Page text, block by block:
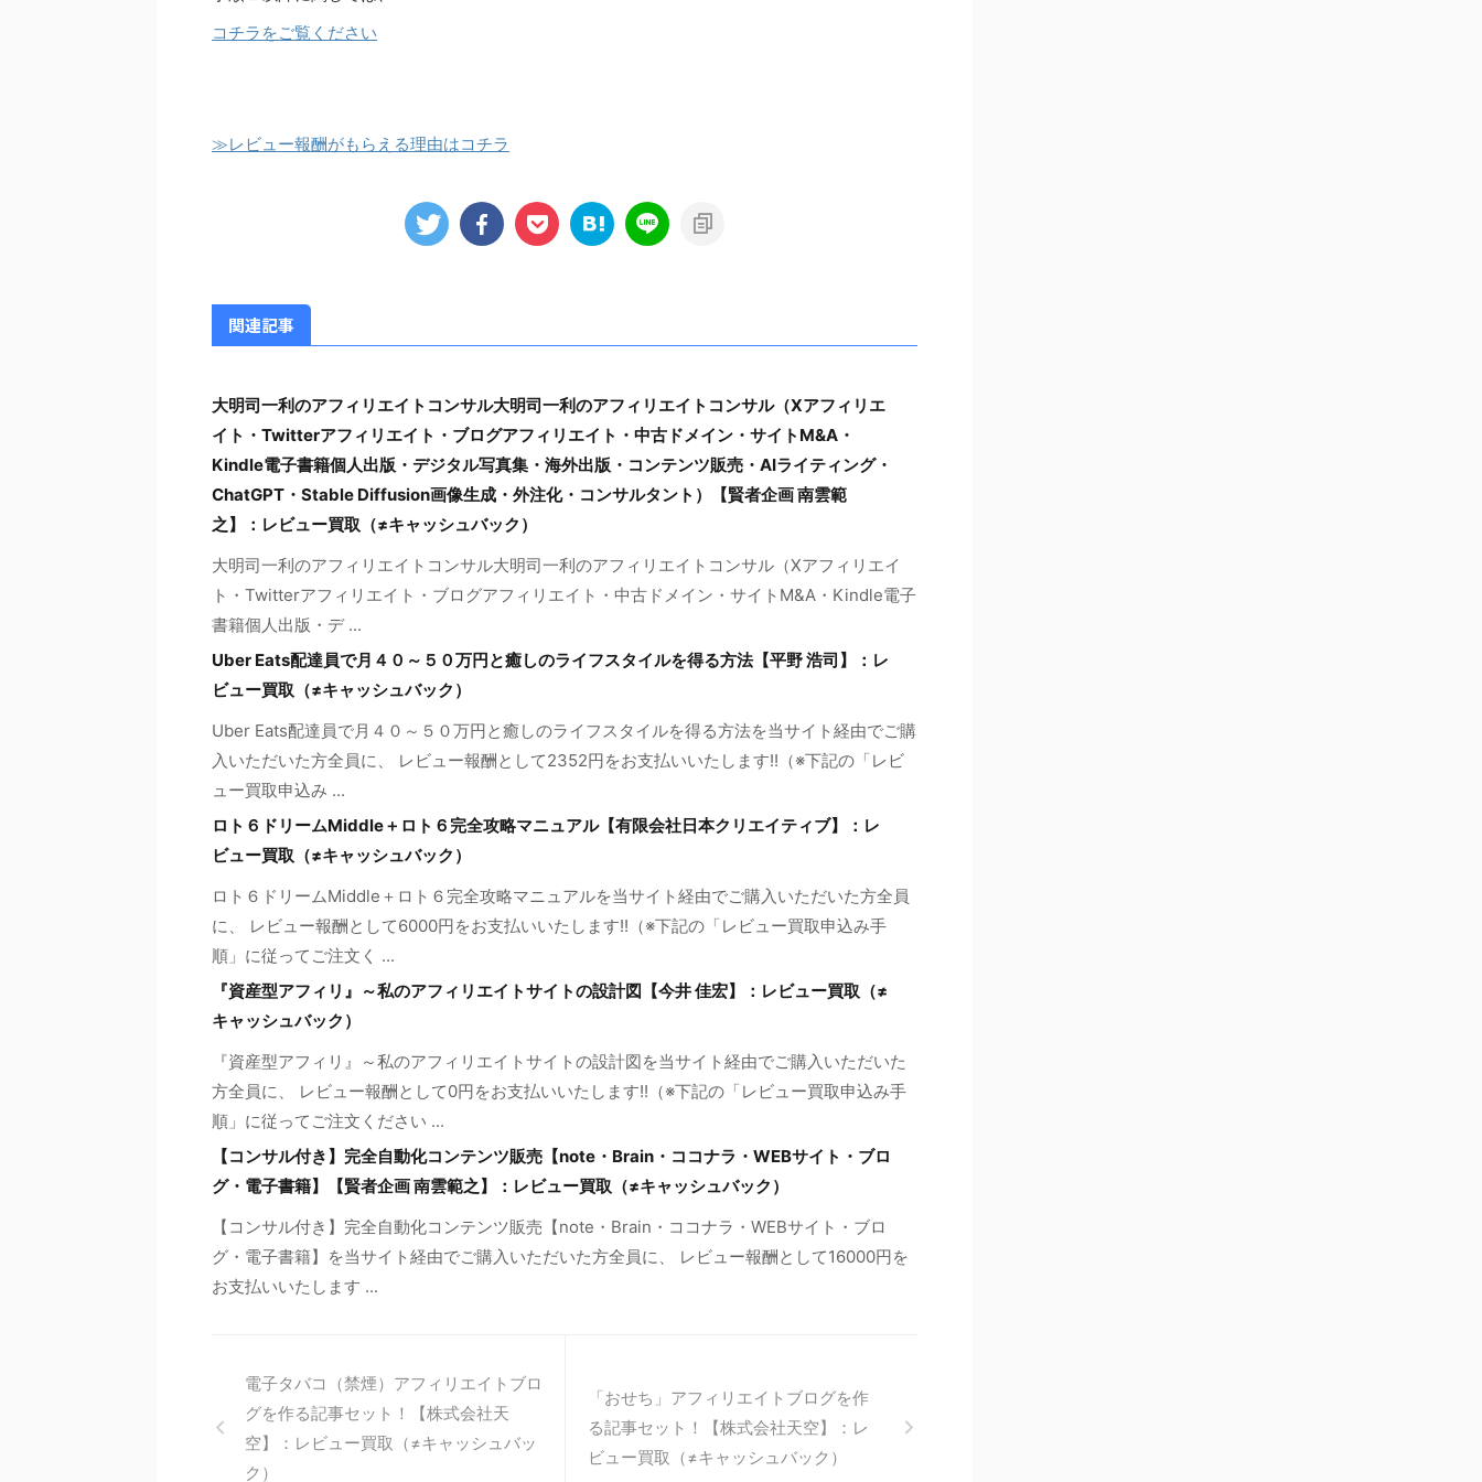
コチラをご覧ください
≫レビュー報酬がもらえる理由はコチラ
関連記事
大明司一利のアフィリエイトコンサル大明司一利のアフィリエイトコンサル（Xアフィリエ
イト・Twitterアフィリエイト・ブログアフィリエイト・中古ドメイン・サイトM&A・
Kindle電子書籍個人出版・デジタル写真集・海外出版・コンテンツ販売・AIライティング・
ChatGPT・Stable Diffusion画像生成・外注化・コンサルタント）【賢者企画 南雲範
之】：レビュー買取（≠キャッシュバック）
大明司一利のアフィリエイトコンサル大明司一利のアフィリエイトコンサル（Xアフィリエイ
ト・Twitterアフィリエイト・ブログアフィリエイト・中古ドメイン・サイトM&A・Kindle電子
書籍個人出版・デ ...
Uber Eats配達員で月４０～５０万円と癒しのライフスタイルを得る方法【平野 浩司】：レ
ビュー買取（≠キャッシュバック）
Uber Eats配達員で月４０～５０万円と癒しのライフスタイルを得る方法を当サイト経由でご購
入いただいた方全員に、 レビュー報酬として2352円をお支払いいたします!!（※下記の「レビ
ュー買取申込み ...
ロト６ドリームMiddle＋ロト６完全攻略マニュアル【有限会社日本クリエイティブ】：レ
ビュー買取（≠キャッシュバック）
ロト６ドリームMiddle＋ロト６完全攻略マニュアルを当サイト経由でご購入いただいた方全員
に、 レビュー報酬として6000円をお支払いいたします!!（※下記の「レビュー買取申込み手
順」に従ってご注文く ...
『資産型アフィリ』～私のアフィリエイトサイトの設計図【今井 佳宏】：レビュー買取（≠
キャッシュバック）
『資産型アフィリ』～私のアフィリエイトサイトの設計図を当サイト経由でご購入いただいた
方全員に、 レビュー報酬として0円をお支払いいたします!!（※下記の「レビュー買取申込み手
順」に従ってご注文ください ...
【コンサル付き】完全自動化コンテンツ販売【note・Brain・ココナラ・WEBサイト・ブロ
グ・電子書籍】【賢者企画 南雲範之】：レビュー買取（≠キャッシュバック）
【コンサル付き】完全自動化コンテンツ販売【note・Brain・ココナラ・WEBサイト・ブロ
グ・電子書籍】を当サイト経由でご購入いただいた方全員に、 レビュー報酬として16000円を
お支払いいたします ...
電子タバコ（禁煙）アフィリエイトブロ
グを作る記事セット！【株式会社天
空】：レビュー買取（≠キャッシュバッ
ク）
「おせち」アフィリエイトブログを作
る記事セット！【株式会社天空】：レ
ビュー買取（≠キャッシュバック）